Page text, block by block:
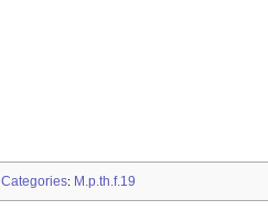
Categories: M.p.th.f.19